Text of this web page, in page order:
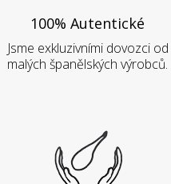
100% Autentické
Jsme exkluzivními dovozci od
malých španělských výrobců.